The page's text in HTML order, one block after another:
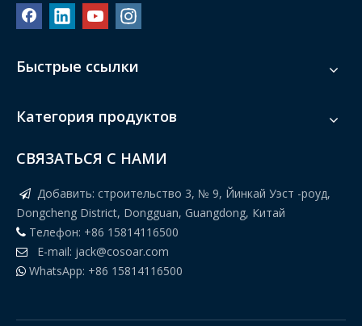
Быстрые ссылки
Категория продуктов
СВЯЗАТЬСЯ С НАМИ
 Добавить: строительство 3, № 9, Йинкай Уэст -роуд,
Dongcheng District, Dongguan, Guangdong, Китай
 Телефон: +86 15814116500
 E-mail: jack@cosoar.com
 WhatsApp: +86 15814116500